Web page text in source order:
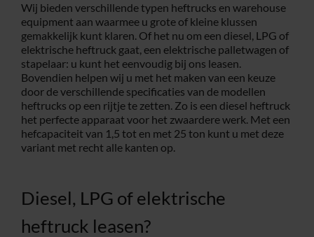
Wij bieden verschillende typen heftrucks en warehouse
equipment aan waarmee u grote of kleine klussen
gemakkelijk kunt klaren. Of het nu om een diesel, LPG of
elektrische heftruck gaat, een elektrische palletwagen of
stapelaar: u kunt het eenvoudig bij ons leasen.
Bovendien helpen wij u met het maken van een keuze
door de verschillende specificaties van de modellen
heftrucks op een rijtje te zetten. Zo is een diesel heftruck
het perfecte apparaat voor het zwaardere werk. Met een
hefcapaciteit van 1,5 tot en met 25 ton kunt u met deze
variant met recht alle kanten op.
Diesel, LPG of elektrische
heftruck leasen?